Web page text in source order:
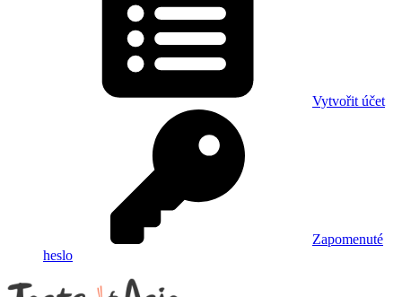
Vytvořit účet
Zapomenuté
heslo